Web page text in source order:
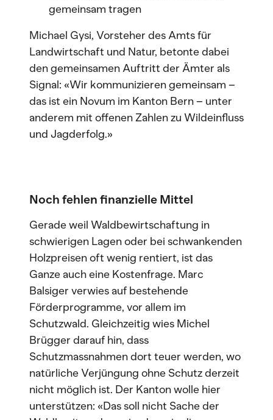
gemeinsam tragen
Michael Gysi, Vorsteher des Amts für
Landwirtschaft und Natur, betonte dabei
den gemeinsamen Auftritt der Ämter als
Signal: «Wir kommunizieren gemeinsam –
das ist ein Novum im Kanton Bern – unter
anderem mit offenen Zahlen zu Wildeinfluss
und Jagderfolg.»
Noch fehlen finanzielle Mittel
Gerade weil Waldbewirtschaftung in
schwierigen Lagen oder bei schwankenden
Holzpreisen oft wenig rentiert, ist das
Ganze auch eine Kostenfrage. Marc
Balsiger verwies auf bestehende
Förderprogramme, vor allem im
Schutzwald. Gleichzeitig wies Michel
Brügger darauf hin, dass
Schutzmassnahmen dort teuer werden, wo
natürliche Verjüngung ohne Schutz derzeit
nicht möglich ist. Der Kanton wolle hier
unterstützen: «Das soll nicht Sache der